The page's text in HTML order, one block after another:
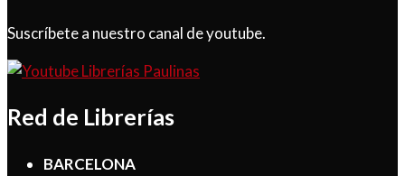
Suscríbete a nuestro canal de youtube.
Red de Librerías
BARCELONA